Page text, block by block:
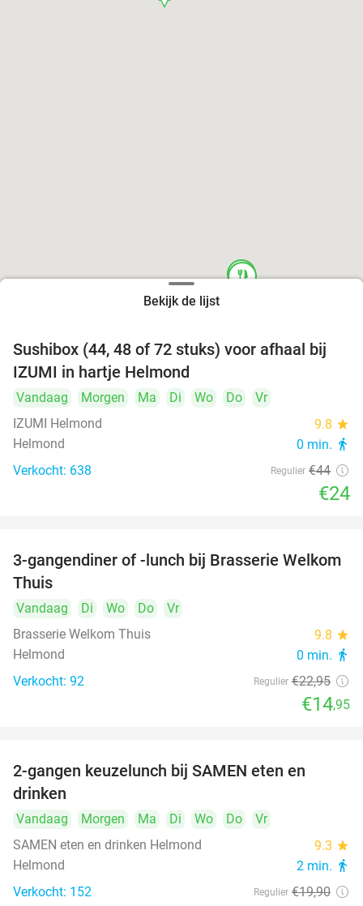
food
food
Bekijk de lijst
45%
Sushibox (44, 48 of 72 stuks) voor afhaal bij
IZUMI in hartje Helmond
Vandaag Morgen Ma Di Wo Do
Vr
IZUMI Helmond
9.8 star
Helmond 0 min. directions_walk
Verkocht: 638 Regulier €44
€24
35%
3-gangendiner of -lunch bij Brasserie Welkom
Thuis
Vandaag Di Wo Do
Vr
Brasserie Welkom Thuis
9.8 star
Helmond 0 min. directions_walk
Verkocht: 92 Regulier €22,95
€14,95
2-gangen keuzelunch bij SAMEN eten en
drinken
Vandaag Morgen Ma Di Wo Do
Vr
SAMEN eten en drinken Helmond
9.3 star
Helmond 2 min. directions_walk
Verkocht: 152 Regulier €19,90